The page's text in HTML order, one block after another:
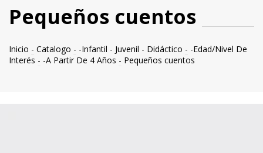
Pequeños cuentos
Inicio - Catalogo - -Infantil - Juvenil - Didáctico - -Edad/Nivel De
Interés - -A Partir De 4 Años - Pequeños cuentos